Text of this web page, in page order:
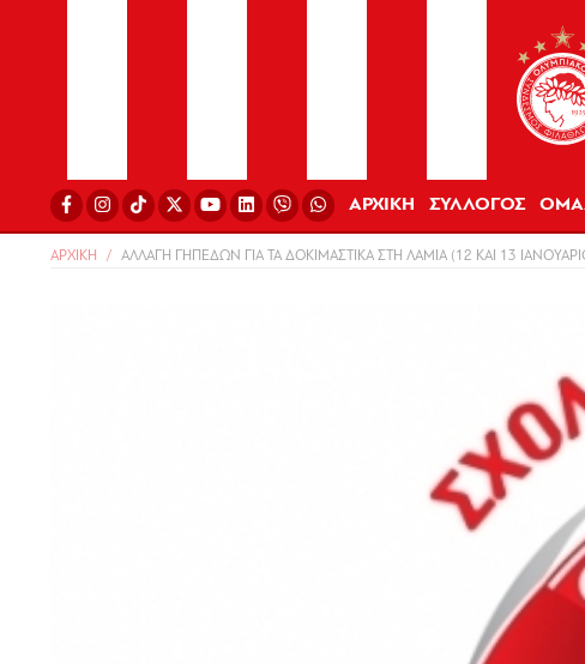
ΑΡΧΙΚΗ ΣΥΛΛΟΓΟΣ
ΑΡΧΙΚΗ ΑΛΛΑΓΗ ΓΗΠΕΔΩΝ ΓΙΑ ΤΑ ΔΟΚΙΜΑΣΤΙΚΑ ΣΤΗ ΛΑΜΙΑ (12 ΚΑΙ 13